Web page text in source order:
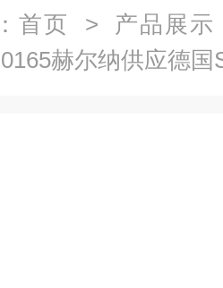
首页 > 产品展示
赫尔纳供应德国